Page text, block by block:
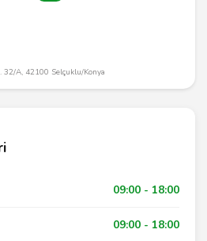
32/A, 42100 Selçuklu/Konya
09:00 - 18:00
09:00 - 18:00